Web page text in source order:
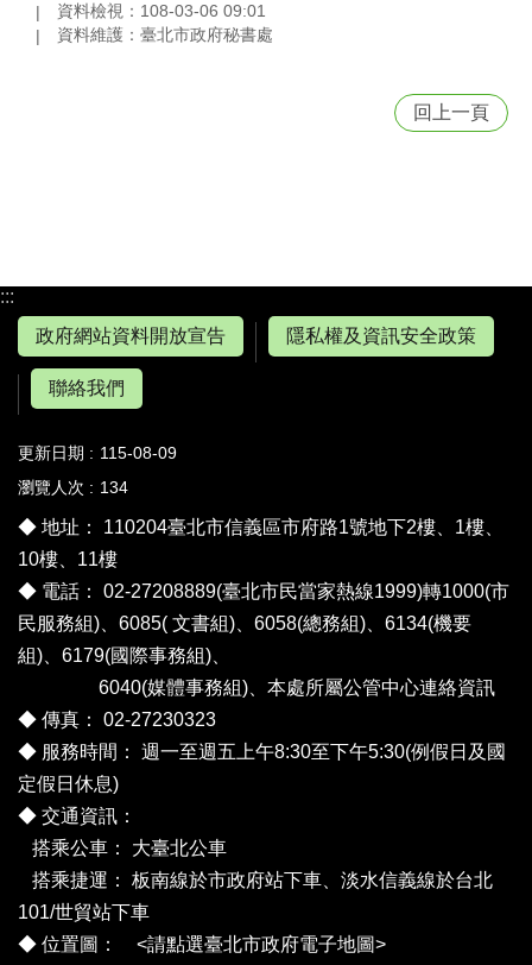
資料檢視：108-03-06 09:01
資料維護：臺北市政府秘書處
回上一頁
:::
政府網站資料開放宣告
隱私權及資訊安全政策
聯絡我們
更新日期
115-08-09
瀏覽人次
134
◆ 地址： 110204臺北市信義區市府路1號地下2樓、1樓、
10樓、11樓
◆ 電話： 02-27208889(臺北市民當家熱線1999)轉1000(市
民服務組)、6085( 文書組)、6058(總務組)、6134(機要
組)、6179(國際事務組)、
6040(媒體事務組)、 本處所屬公管中心連絡資訊
◆ 傳真： 02-27230323
◆ 服務時間： 週一至週五上午8:30至下午5:30(例假日及國
定假日休息)
◆ 交通資訊：
搭乘公車： 大臺北公車
搭乘捷運： 板南線於市政府站下車、淡水信義線於台北
101/世貿站下車
◆ 位置圖： <請點選臺北市政府電子地圖>